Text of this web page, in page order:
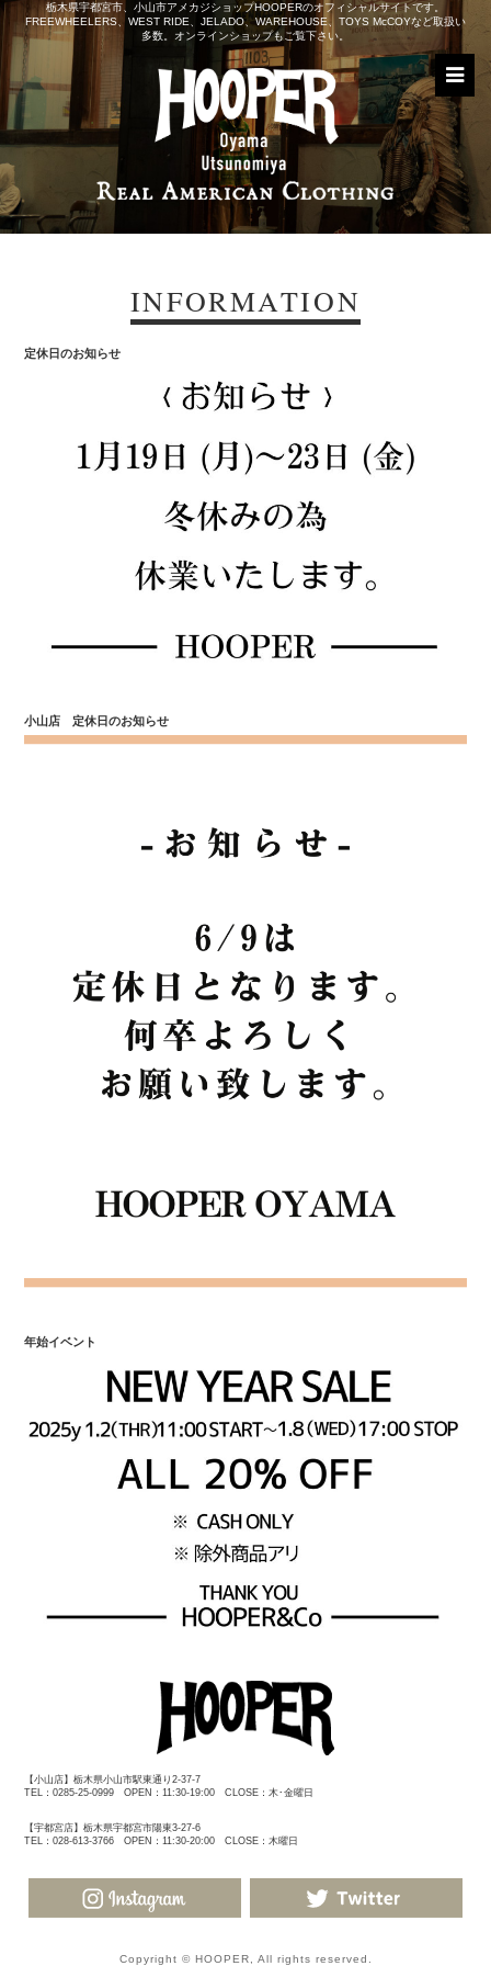
栃木県宇都宮市、小山市アメカジショップHOOPERのオフィシャルサイトです。
FREEWHEELERS、WEST RIDE、JELADO、WAREHOUSE、TOYS McCOYなど取扱い
多数。オンラインショップもご覧下さい。
INFORMATION
定休日のお知らせ
小山店 定休日のお知らせ
年始イベント
【小山店】栃木県小山市駅東通り2-37-7
TEL：0285-25-0999 OPEN：11:30-19:00 CLOSE：木･金曜日
【宇都宮店】栃木県宇都宮市陽東3-27-6
TEL：028-613-3766 OPEN：11:30-20:00 CLOSE：木曜日
Copyright © HOOPER, All rights reserved.